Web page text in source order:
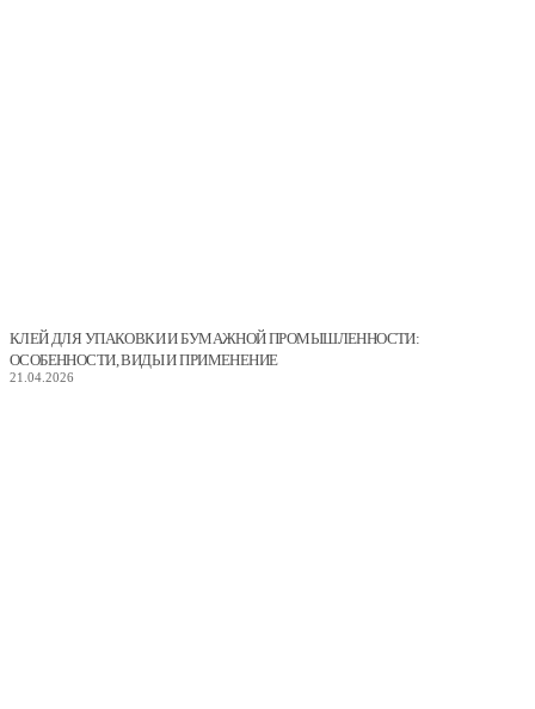
КЛЕЙ ДЛЯ УПАКОВКИ И БУМАЖНОЙ ПРОМЫШЛЕННОСТИ:
ОСОБЕННОСТИ, ВИДЫ И ПРИМЕНЕНИЕ
21.04.2026